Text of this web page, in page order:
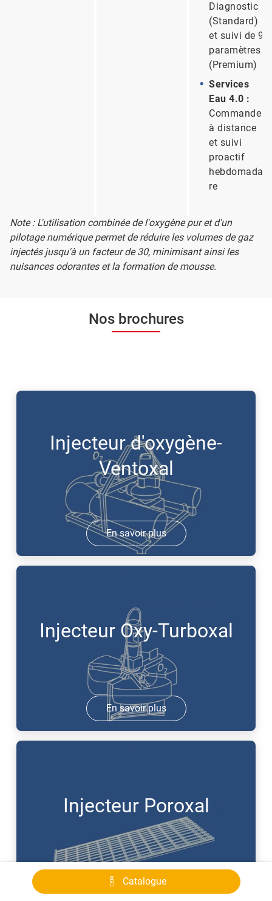
Catalogue
Diagnostic
(Standard)
et suivi de 9
paramètres
(Premium)
Services
Eau 4.0 :
Commande
à distance
et suivi
proactif
hebdomadai
re
Note : L'utilisation combinée de l'oxygène pur et d'un
pilotage numérique permet de réduire les volumes de gaz
injectés jusqu'à un facteur de 30, minimisant ainsi les
nuisances odorantes et la formation de mousse.
Nos brochures
Injecteur d'oxygène-
Ventoxal
En savoir plus
Injecteur Oxy-Turboxal
En savoir plus
Injecteur Poroxal
En savoir plus